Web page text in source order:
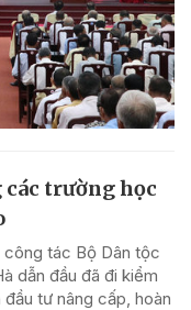
trường học
tác Bộ Dân tộc
dẫn đầu đã đi kiểm
tư nâng cấp, hoàn